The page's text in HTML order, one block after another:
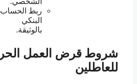
ربط الحساب
البنكي
بالوثيقة.
شروط قرض العمل الحر
للعاطلين